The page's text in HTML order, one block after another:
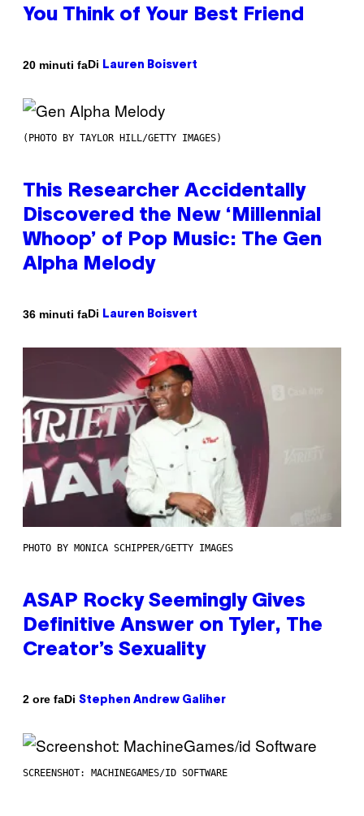
You Think of Your Best Friend
20 minuti faDi Lauren Boisvert
(PHOTO BY TAYLOR HILL/GETTY IMAGES)
This Researcher Accidentally
Discovered the New ‘Millennial
Whoop’ of Pop Music: The Gen
Alpha Melody
36 minuti faDi Lauren Boisvert
PHOTO BY MONICA SCHIPPER/GETTY IMAGES
ASAP Rocky Seemingly Gives
Definitive Answer on Tyler, The
Creator’s Sexuality
2 ore faDi Stephen Andrew Galiher
SCREENSHOT: MACHINEGAMES/ID SOFTWARE